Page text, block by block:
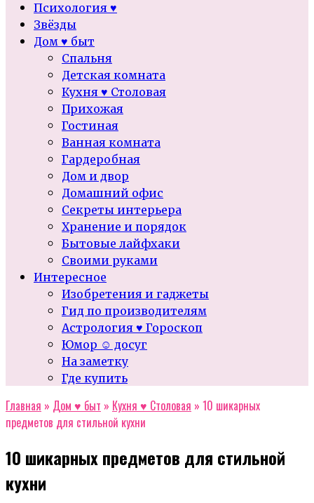
Психология ♥
Звёзды
Дом ♥ быт
Спальня
Детская комната
Кухня ♥ Столовая
Прихожая
Гостиная
Ванная комната
Гардеробная
Дом и двор
Домашний офис
Секреты интерьера
Хранение и порядок
Бытовые лайфхаки
Своими руками
Интересное
Изобретения и гаджеты
Гид по производителям
Астрология ♥ Гороскоп
Юмор ☺ досуг
На заметку
Где купить
Главная » Дом ♥ быт » Кухня ♥ Столовая » 10 шикарных
предметов для стильной кухни
10 шикарных предметов для стильной
кухни